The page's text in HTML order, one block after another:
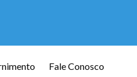
Fale Conosco